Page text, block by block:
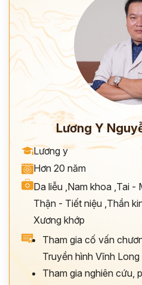
Lương Y
Lương y
Hơn 20 năm
Da liễu ,Nam khoa ,Tai -
Thận - Tiết niệu ,Thần
Xương khớp
Tham gia cố vấn
Truyền hình Vĩnh Long
Tham gia nghiên cứu,